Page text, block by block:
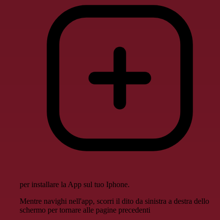
per installare la App sul tuo Iphone.
Mentre navighi nell'app, scorri il dito da sinistra a destra dello
schermo per tornare alle pagine precedenti